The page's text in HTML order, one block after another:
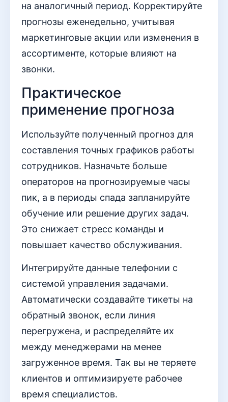
на аналогичный период. Корректируйте
прогнозы еженедельно, учитывая
маркетинговые акции или изменения в
ассортименте, которые влияют на
звонки.
Практическое
применение прогноза
Используйте полученный прогноз для
составления точных графиков работы
сотрудников. Назначьте больше
операторов на прогнозируемые часы
пик, а в периоды спада запланируйте
обучение или решение других задач.
Это снижает стресс команды и
повышает качество обслуживания.
Интегрируйте данные телефонии с
системой управления задачами.
Автоматически создавайте тикеты на
обратный звонок, если линия
перегружена, и распределяйте их
между менеджерами на менее
загруженное время. Так вы не теряете
клиентов и оптимизируете рабочее
время специалистов.